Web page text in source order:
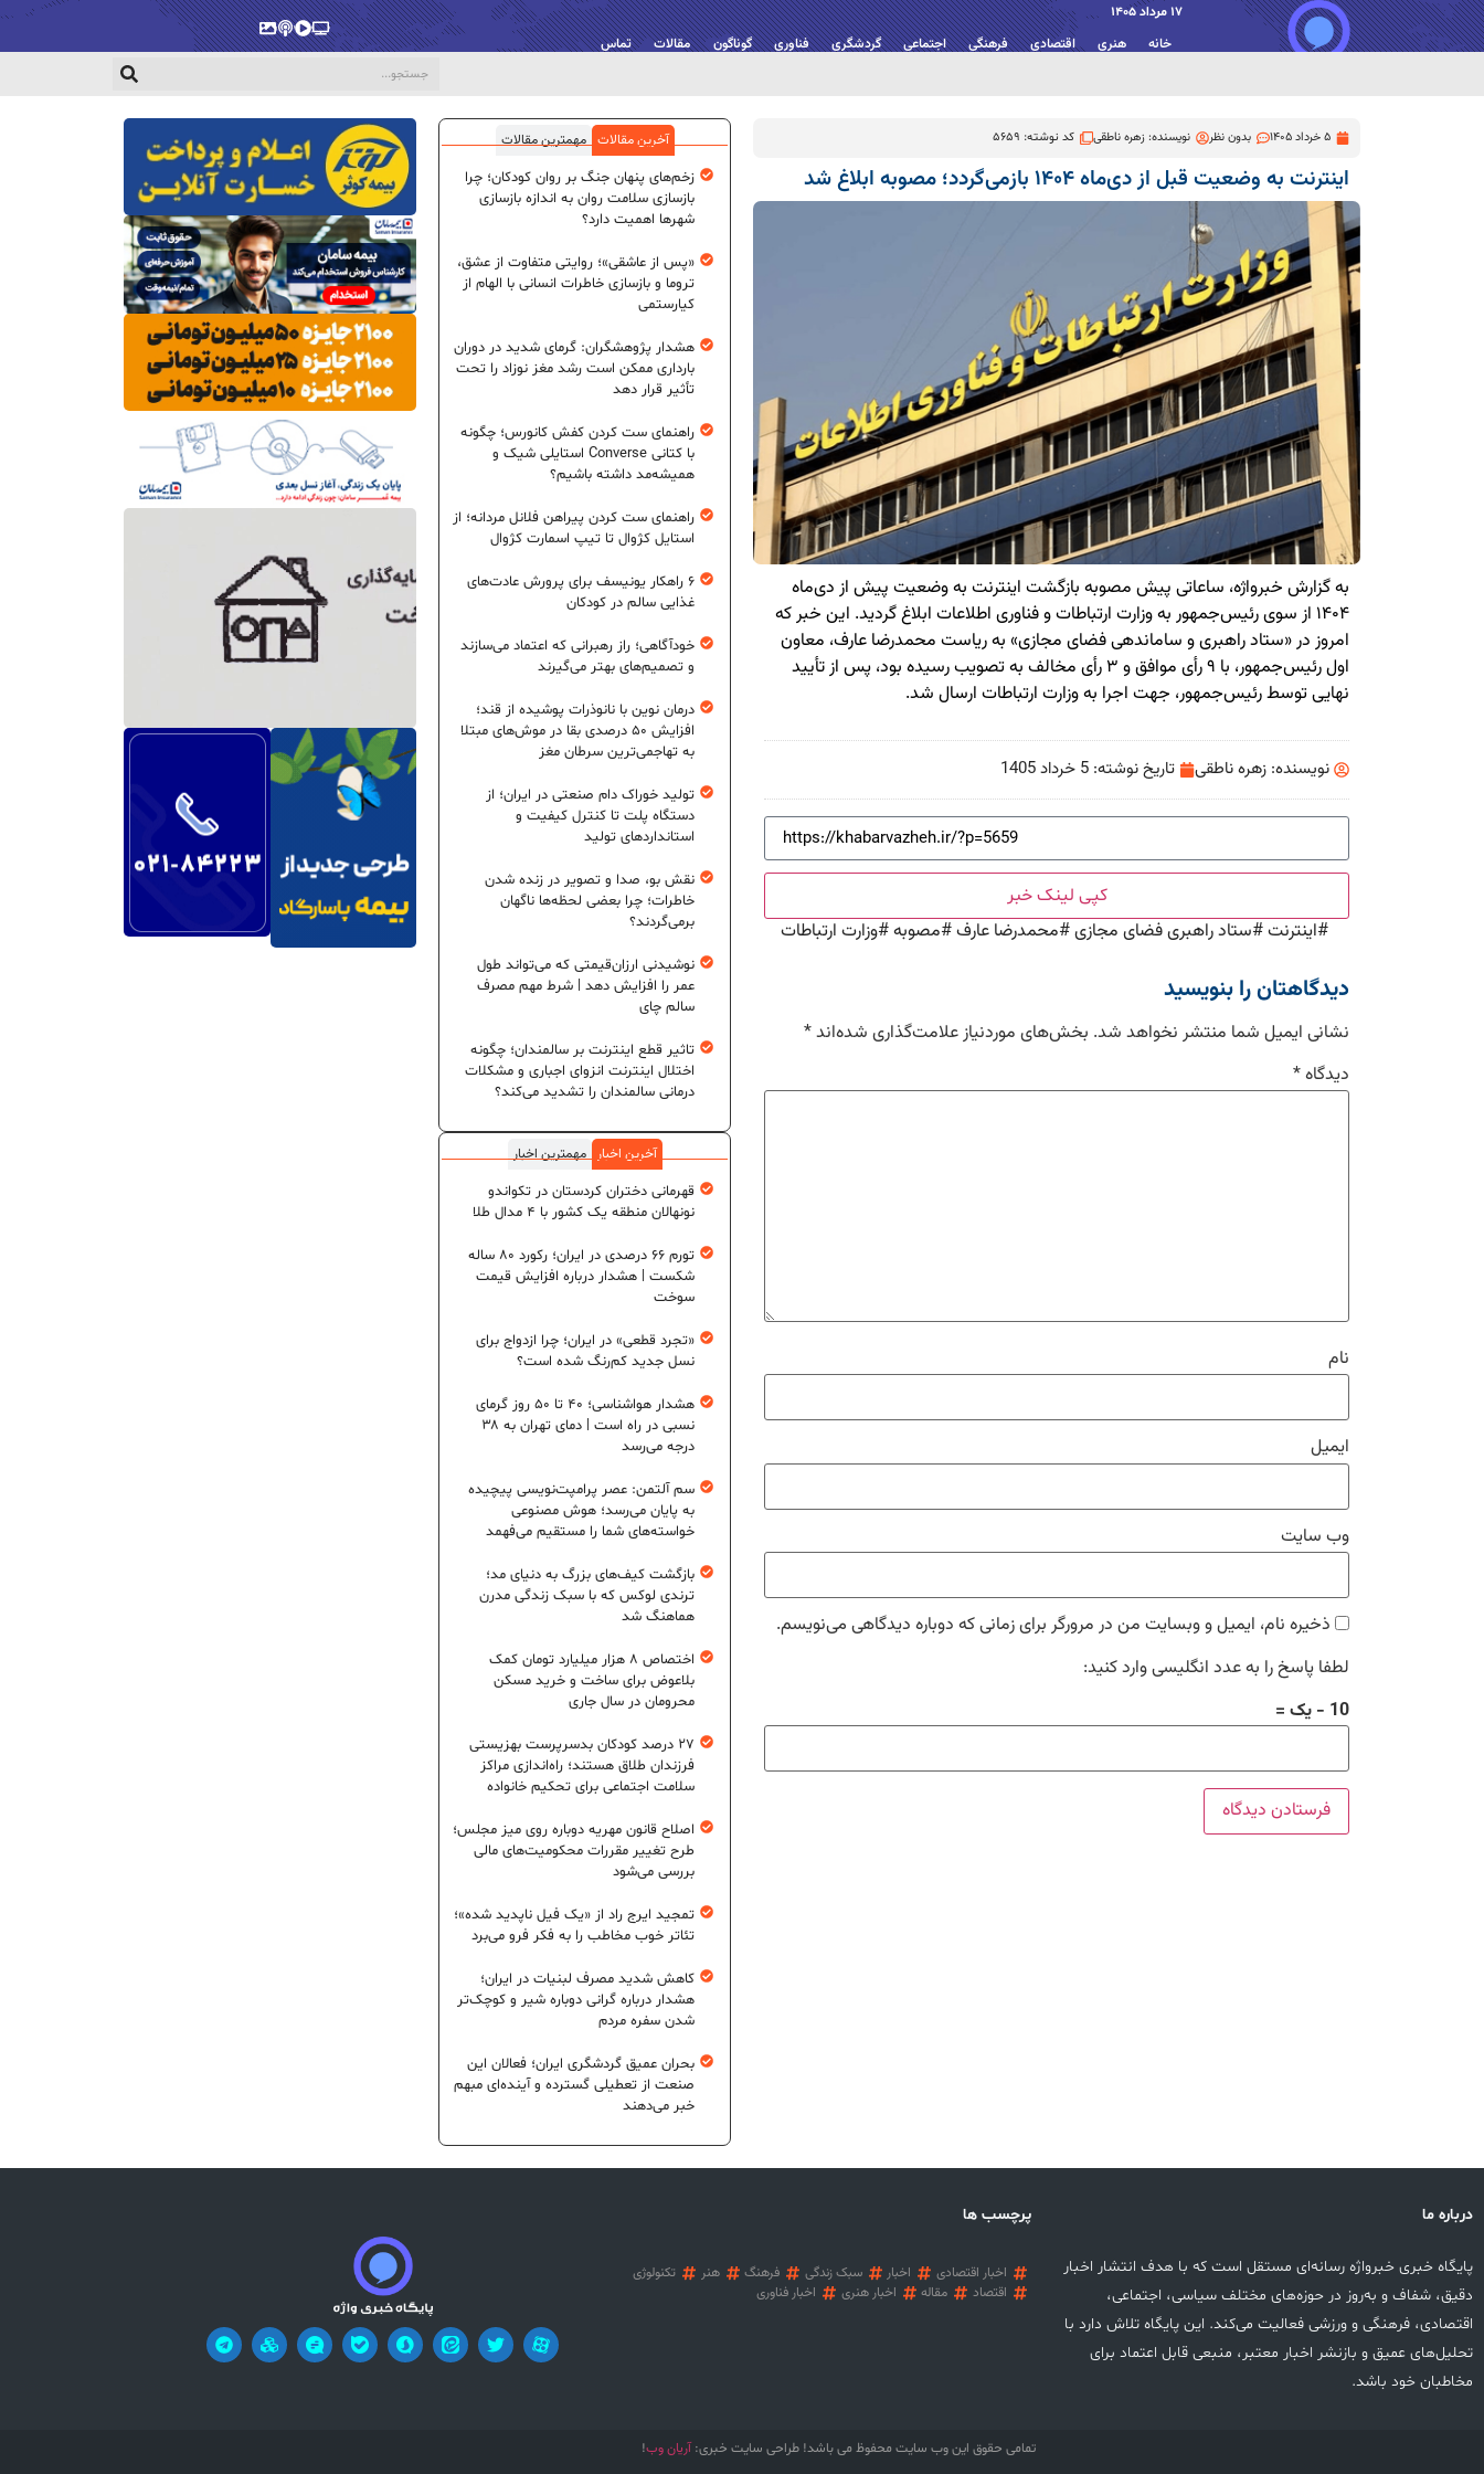
17 مرداد 1405
خانه هنری اقتصادی فرهنگی اجتماعی گردشگری فناوری گوناگون مقالات تماس
پخش‌زندهویدیو
پادکستگالری
5 خرداد 1405 بدون نظر نویسنده:زهره ناطقی کد نوشته: 5659
اینترنت به وضعیت قبل از دی‌ماه ۱۴۰۴ بازمی‌گردد؛ مصوبه ابلاغ شد
به گزارش خبرواژه، ساعاتی پیش مصوبه بازگشت اینترنت به وضعیت پیش از دی‌ماه
۱۴۰۴ از سوی رئیس‌جمهور به وزارت ارتباطات و فناوری اطلاعات ابلاغ گردید. این خبر که
امروز در «ستاد راهبری و ساماندهی فضای مجازی» به ریاست محمدرضا عارف، معاون
اول رئیس‌جمهور، با ۹ رأی موافق و ۳ رأی مخالف به تصویب رسیده بود، پس از تأیید
نهایی توسط رئیس‌جمهور، جهت اجرا به وزارت ارتباطات ارسال شد.
نویسنده: زهره ناطقی تاریخ نوشته: 5 خرداد 1405
کپی لینک خبر
#اینترنت#ستاد راهبری فضای مجازی#محمدرضا عارف#مصوبه#وزارت ارتباطات
دیدگاهتان را بنویسید
نشانی ایمیل شما منتشر نخواهد شد. بخش‌های موردنیاز علامت‌گذاری شده‌اند*
دیدگاه*
نام
ایمیل
وب‌ سایت
ذخیره نام، ایمیل و وبسایت من در مرورگر برای زمانی که دوباره دیدگاهی می‌نویسم.
لطفا پاسخ را به عدد انگلیسی وارد کنید:
10 − یک =
آخرین مقالات مهمترین مقالات
زخم‌های پنهان جنگ بر روان کودکان؛ چرا
بازسازی سلامت روان به اندازه بازسازی
شهرها اهمیت دارد؟
«پس از عاشقی»؛ روایتی متفاوت از عشق،
تروما و بازسازی خاطرات انسانی با الهام از
کیارستمی
هشدار پژوهشگران: گرمای شدید در دوران
بارداری ممکن است رشد مغز نوزاد را تحت
تأثیر قرار دهد
راهنمای ست کردن کفش کانورس؛ چگونه
با کتانی Converse استایلی شیک و
همیشه‌مد داشته باشیم؟
راهنمای ست کردن پیراهن فلانل مردانه؛ از
استایل کژوال تا تیپ اسمارت کژوال
۶ راهکار یونیسف برای پرورش عادت‌های
غذایی سالم در کودکان
خودآگاهی؛ راز رهبرانی که اعتماد می‌سازند
و تصمیم‌های بهتر می‌گیرند
درمان نوین با نانوذرات پوشیده از قند؛
افزایش ۵۰ درصدی بقا در موش‌های مبتلا
به تهاجمی‌ترین سرطان مغز
تولید خوراک دام صنعتی در ایران؛ از
دستگاه پلت تا کنترل کیفیت و
استانداردهای تولید
نقش بو، صدا و تصویر در زنده شدن
خاطرات؛ چرا بعضی لحظه‌ها ناگهان
برمی‌گردند؟
نوشیدنی ارزان‌قیمتی که می‌تواند طول
عمر را افزایش دهد | شرط مهم مصرف
سالم چای
تاثیر قطع اینترنت بر سالمندان؛ چگونه
اختلال اینترنت انزوای اجباری و مشکلات
درمانی سالمندان را تشدید می‌کند؟
آخرین اخبار
مهمترین اخبار
قهرمانی دختران کردستان در تکواندو
نونهالان منطقه یک کشور با ۴ مدال طلا
تورم ۶۶ درصدی در ایران؛ رکورد ۸۰ ساله
شکست | هشدار درباره افزایش قیمت
سوخت
«تجرد قطعی» در ایران؛ چرا ازدواج برای
نسل جدید کم‌رنگ شده است؟
هشدار هواشناسی؛ ۴۰ تا ۵۰ روز گرمای
نسبی در راه است | دمای تهران به ۳۸
درجه می‌رسد
سم آلتمن: عصر پرامپت‌نویسی پیچیده
به پایان می‌رسد؛ هوش مصنوعی
خواسته‌های شما را مستقیم می‌فهمد
بازگشت کیف‌های بزرگ به دنیای مد؛
ترندی لوکس که با سبک زندگی مدرن
هماهنگ شد
اختصاص ۸ هزار میلیارد تومان کمک
بلاعوض برای ساخت و خرید مسکن
محرومان در سال جاری
۲۷ درصد کودکان بدسرپرست بهزیستی
فرزندان طلاق هستند؛ راه‌اندازی مراکز
سلامت اجتماعی برای تحکیم خانواده
اصلاح قانون مهریه دوباره روی میز مجلس؛
طرح تغییر مقررات محکومیت‌های مالی
بررسی می‌شود
تمجید ایرج راد از «یک فیل ناپدید شده»؛
تئاتر خوب مخاطب را به فکر فرو می‌برد
کاهش شدید مصرف لبنیات در ایران؛
هشدار درباره گرانی دوباره شیر و کوچک‌تر
شدن سفره مردم
بحران عمیق گردشگری ایران؛ فعالان این
صنعت از تعطیلی گسترده و آینده‌ای مبهم
خبر می‌دهند
درباره ما
پایگاه خبری خبرواژه رسانه‌ای مستقل است که با هدف انتشار اخبار
دقیق، شفاف و به‌روز در حوزه‌های مختلف سیاسی، اجتماعی،
اقتصادی، فرهنگی و ورزشی فعالیت می‌کند. این پایگاه تلاش دارد با
تحلیل‌های عمیق و بازنشر اخبار معتبر، منبعی قابل اعتماد برای
مخاطبان خود باشد.
پرچسب ها
اخبار اقتصادی اخبار سبک زندگی فرهنگ هنر
تکنولوژی
اقتصاد
مقاله اخبار هنری اخبار فناوری
تمامی حقوق این وب سایت محفوظ می باشد! طراحی سایت خبری:آریان وب!